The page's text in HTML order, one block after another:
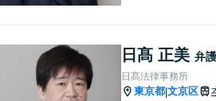
日髙 正美 弁
日髙法律事務所
東京都|文京区